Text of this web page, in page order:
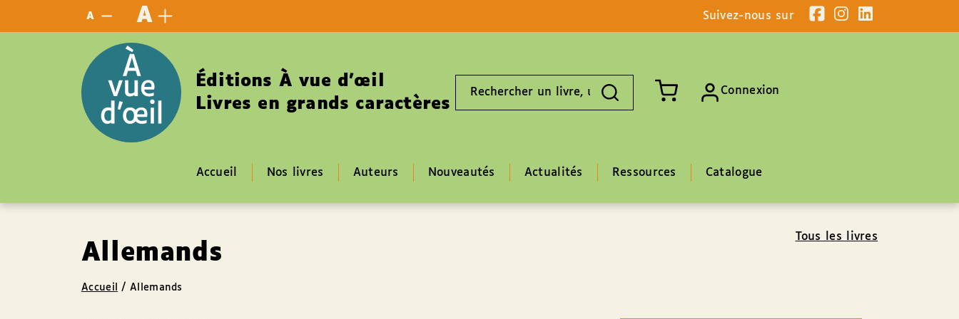
A A Suivez-nous sur
Éditions À vue d’œil
Livres en grands caractères livre,
Connexion
Accueil Nos livres Auteurs Nouveautés Actualités Ressources Catalogue
Allemands
Tous les livres
Accueil /Allemands
Panneau de gestion des cookies